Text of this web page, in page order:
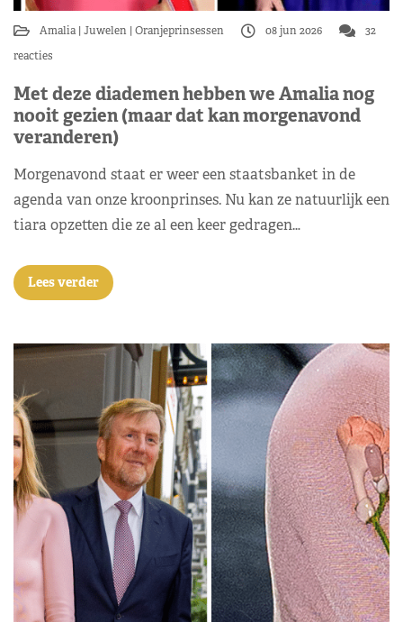
Amalia Juwelen Oranjeprinsessen 08 jun 2026
32
reacties
Met deze diademen hebben we Amalia nog
nooit gezien (maar dat kan morgenavond
veranderen)
Morgenavond staat er weer een staatsbanket in de
agenda van onze kroonprinses. Nu kan ze natuurlijk een
tiara opzetten die ze al een keer gedragen…
Lees verder